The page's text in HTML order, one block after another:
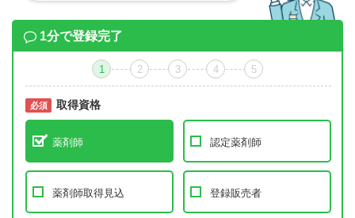
1分で登録完了
1 2 3 4 5
必須 取得資格
薬剤師 認定薬剤師
薬剤師取得見込 登録販売者